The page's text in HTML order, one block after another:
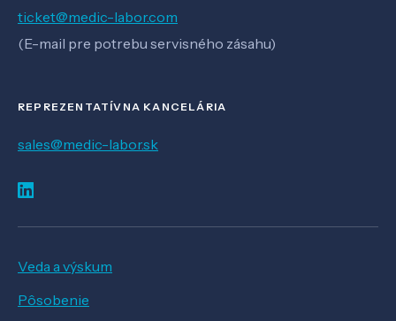
ticket@medic-labor.com
(E-mail pre potrebu servisného zásahu)
REPREZENTATÍVNA KANCELÁRIA
sales@medic-labor.sk
Veda a výskum
Pôsobenie